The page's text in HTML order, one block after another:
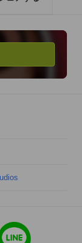
。
左にスワイプ